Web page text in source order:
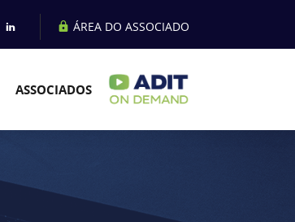
ÁREA DO ASSOCIADO
ASSOCIADOS